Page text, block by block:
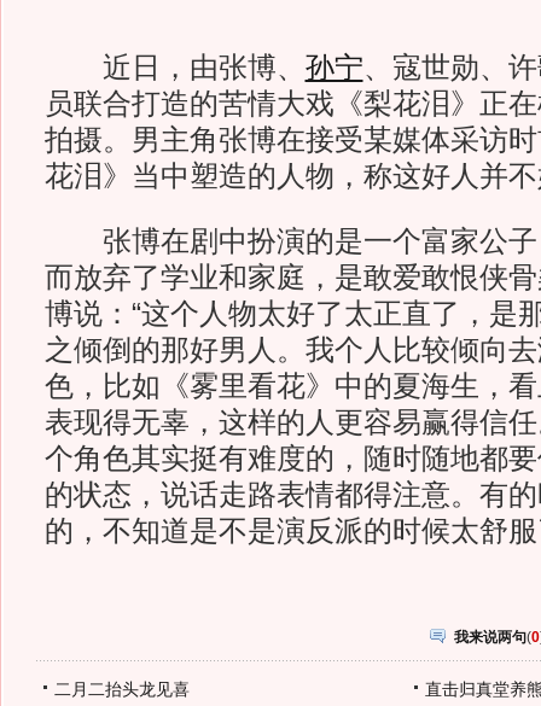
近日，由张博、 孙宁、寇世勋、
员联合打造的苦情大戏《梨花泪》正
拍摄。男主角张博在接受某媒体采访
花泪》当中塑造的人物，称这好人并
张博在剧中扮演的是一个富家公子
而放弃了学业和家庭，是敢爱敢恨侠
博说：“这个人物太好了太正直了，是
之倾倒的那好男人。我个人比较倾向
色，比如《雾里看花》中的夏海生，
表现得无辜，这样的人更容易赢得信
个角色其实挺有难度的，随时随地都
的状态，说话走路表情都得注意。有
的，不知道是不是演反派的时候太舒服
我来说两句(0
二月二抬头龙见喜 直击归真堂养